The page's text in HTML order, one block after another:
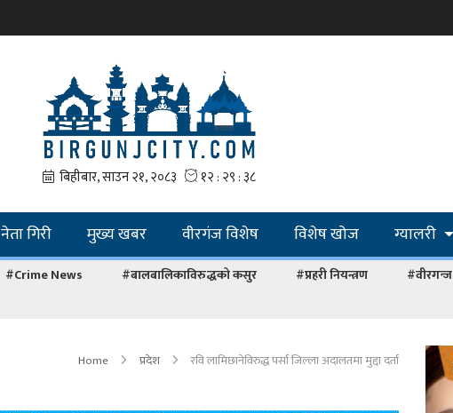
नेता गिरी मुख्य खबर वीरगंज विशेष विशेष खोज ग्यालरी
#Crime News #बालबालिकाविरुद्धको कसुर #प्रहरी नियन्त्रण #वीरगन्ज
Home प्रदेश रवि लामिछानेविरुद्ध पर्सा जिल्ला अदालतमा मुद्दा दर्ता